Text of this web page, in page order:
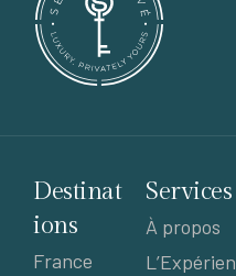
Destinat
ions
France
Services
À propos
L’Expérien